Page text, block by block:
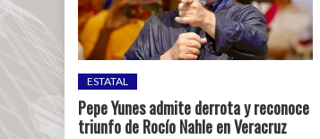
ESTATAL
Pepe Yunes admite derrota y reconoce
triunfo de Rocío Nahle en Veracruz